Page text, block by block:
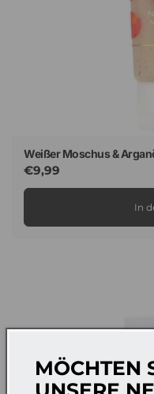
Weißer Moschus &
Normaler
Preis
€9,99
In
MÖCHTEN